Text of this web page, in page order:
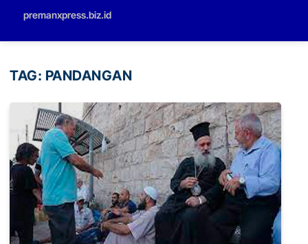
premanxpress.biz.id
TAG: PANDANGAN